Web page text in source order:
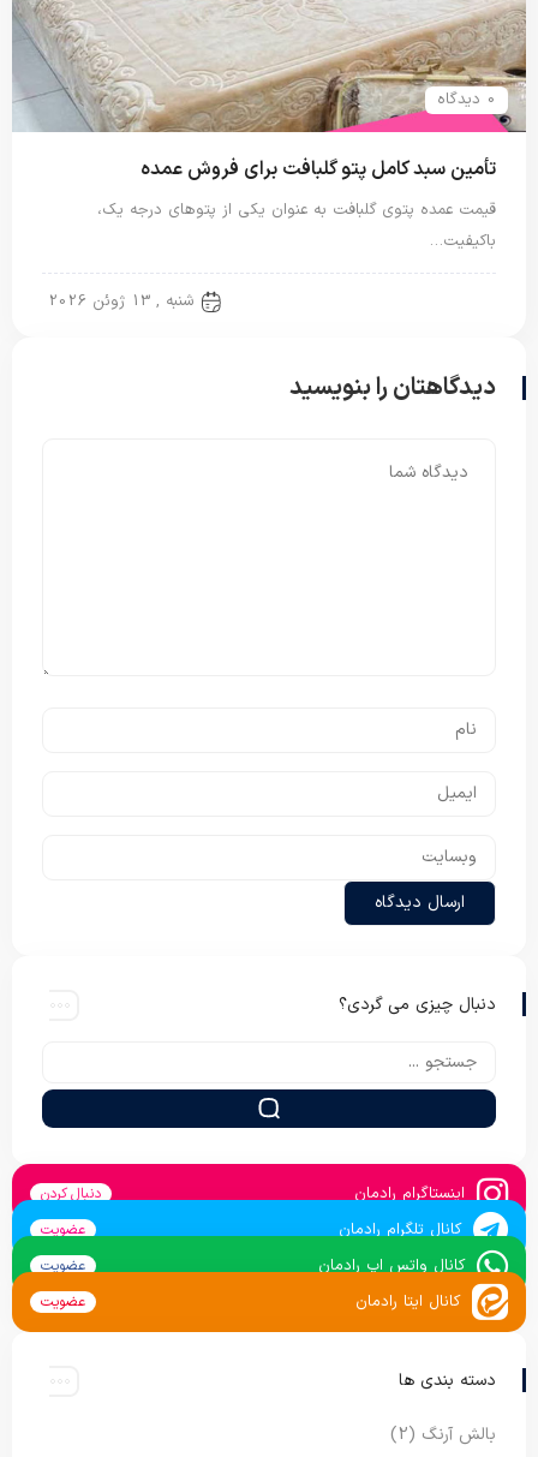
0 دیدگاه
تأمین سبد کامل پتو گلبافت برای فروش عمده
قیمت عمده پتوی گلبافت به عنوان یکی از پتوهای درجه یک،
باکیفیت…
شنبه , 13 ژوئن 2026
دیدگاهتان را بنویسید
دنبال چیزی می گردی؟
اینستاگرام رادمان دنبال کردن
کانال تلگرام رادمان عضویت
کانال واتس اپ رادمان عضویت
کانال ایتا رادمان عضویت
دسته بندی ها
بالش آرنگ (2)